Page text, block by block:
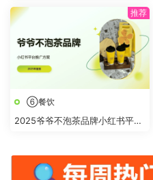
⑥餐饮
2025爷爷不泡茶品牌小红书平台